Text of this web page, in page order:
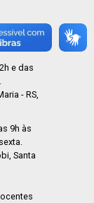
e das
- RS,
9h às
Santa